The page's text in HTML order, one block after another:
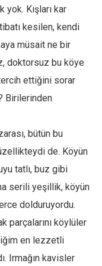
yok. Kışları kar
kesilen, kendi
müsait ne bir
doktorsuz bu köye
ettiğini sorar
Birilerinden
bütün bu
de. Köyün
tatlı, buz gibi
serili yeşillik, köyün
dolduruyordu.
parçalarını köylüler
en lezzetli
Irmağın kavisler